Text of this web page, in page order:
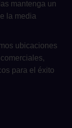
mantenga un
la media
ubicaciones
para el éxito